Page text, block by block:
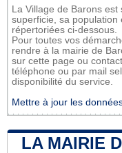
La Village de Barons
superficie, sa
répertoriées ci-dessous.
Pour toutes vos
rendre à la mairie de
sur cette page ou
téléphone ou par mail
disponibilité du service.
Mettre à jour les
LA MAIRIE